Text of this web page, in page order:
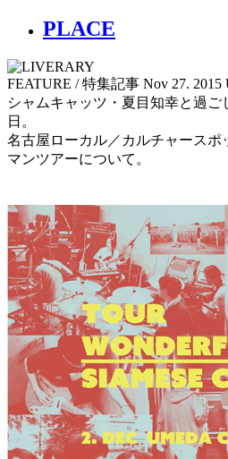
PLACE
FEATURE / 特集記事 Nov 27. 2015
シャムキャッツ・夏目知幸と過
日。
名古屋ローカル／カルチャースポ
マンツアーについて。